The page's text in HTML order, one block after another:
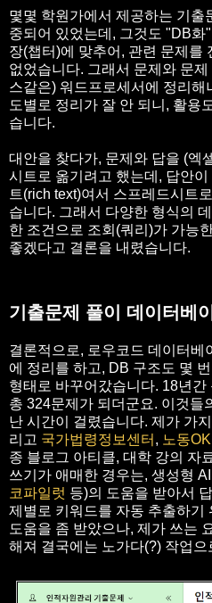
몇몇 학원가에서 제공하는 기출
중되어 있었는데, 그것도 "DB화
장(챕터)에 맞추어, 관련 문제를
없었습니다. 그래서 문제와 문
스같은) 워드프로세서에 정리해
도별로 정리가 잘 안 되니, 활용
습니다.
대안을 찾다가, 문제와 답을 (엑
시트로 옮기려고 했는데, 답안
트(rich text)여서 스프레드시트
습니다. 그래서 다양한 형식의
한 조건으로 조회(쿼리)가 가능
좋겠다고 결론을 내렸습니다.
기출문제 풀이 데이터베
결론적으로, 로우코드 데이터
에 정리를 하고, DB 구조도 몇
형태로 바꾸어갔습니다. 18년간
총 324문제가 되더군요. 이것들
난 시간이 걸렸습니다. 제가 가
리고 국가법령정보센터 , 노동OK
종 블로그 아티클, 대학 강의 자
쓰기가 애매한 경우는, 생성형
코파일럿 등)의 도움을 받아서
제별로 키워드를 자동 추출하기
도움을 좀 받았으나, 제가 쓰는
해져 결국에는 노가다(?) 작업